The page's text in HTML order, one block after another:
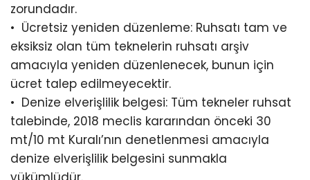
zorundadır.
•⁠ ⁠Ücretsiz yeniden düzenleme: Ruhsatı tam ve
eksiksiz olan tüm teknelerin ruhsatı arşiv
amacıyla yeniden düzenlenecek, bunun için
ücret talep edilmeyecektir.
•⁠ ⁠Denize elverişlilik belgesi: Tüm tekneler ruhsat
talebinde, 2018 meclis kararından önceki 30
mt/10 mt Kuralı’nın denetlenmesi amacıyla
denize elverişlilik belgesini sunmakla